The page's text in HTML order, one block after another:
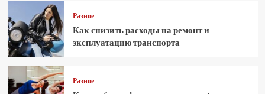
Разное
Как снизить расходы на ремонт и
эксплуатацию транспорта
Разное